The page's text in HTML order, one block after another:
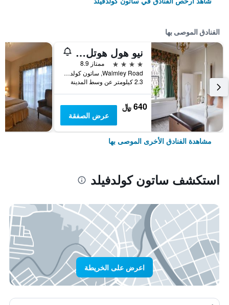
الفنادق الموصى بها
نيو هول هوتل آند سبا
4 نجوم
ممتاز 8.9
Walmley Road, ساتون كولدفيلد, المملكة المتحدة
2.3 كيلومتر عن وسط المدينة
640 ﷼
عرض الصفقة
مشاهدة الفنادق الأخرى الموصى بها
استكشف ساتون كولدفيلد
اعرض على الخريطة